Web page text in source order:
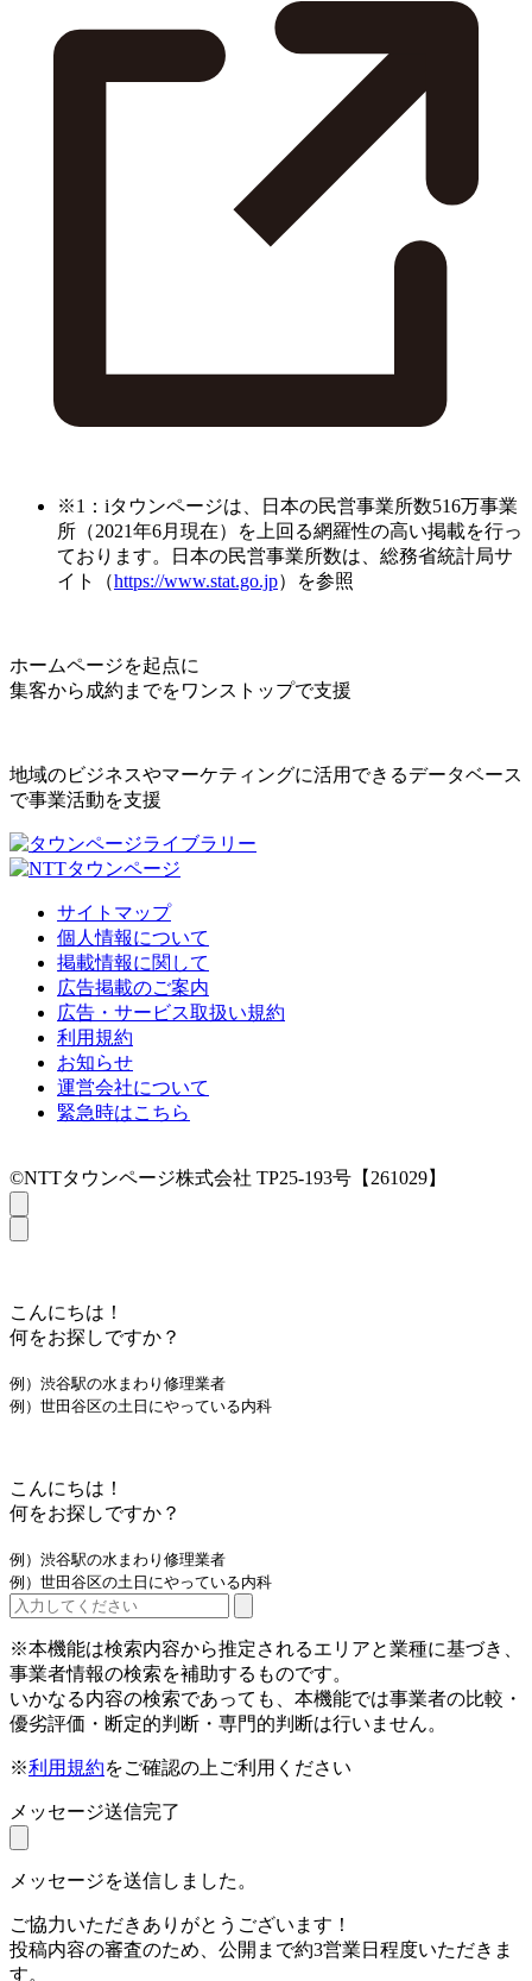
※1：iタウンページは、日本の民営事業所数516万事業
所（2021年6月現在）を上回る網羅性の高い掲載を行っ
ております。日本の民営事業所数は、総務省統計局サ
イト（https://www.stat.go.jp）を参照
ホームページを起点に
集客から成約までをワンストップで支援
地域のビジネスやマーケティングに活用できるデータベース
で事業活動を支援
サイトマップ
個人情報について
掲載情報に関して
広告掲載のご案内
広告・サービス取扱い規約
利用規約
お知らせ
運営会社について
緊急時はこちら
©NTTタウンページ株式会社 TP25-193号【261029】
こんにちは！
何をお探しですか？
例）渋谷駅の水まわり修理業者
例）世田谷区の土日にやっている内科
こんにちは！
何をお探しですか？
例）渋谷駅の水まわり修理業者
例）世田谷区の土日にやっている内科
※本機能は検索内容から推定されるエリアと業種に基づき、
事業者情報の検索を補助するものです。
いかなる内容の検索であっても、本機能では事業者の比較・
優劣評価・断定的判断・専門的判断は行いません。
※利用規約をご確認の上ご利用ください
メッセージ送信完了
メッセージを送信しました。
ご協力いただきありがとうございます！
投稿内容の審査のため、公開まで約3営業日程度いただきま
す。